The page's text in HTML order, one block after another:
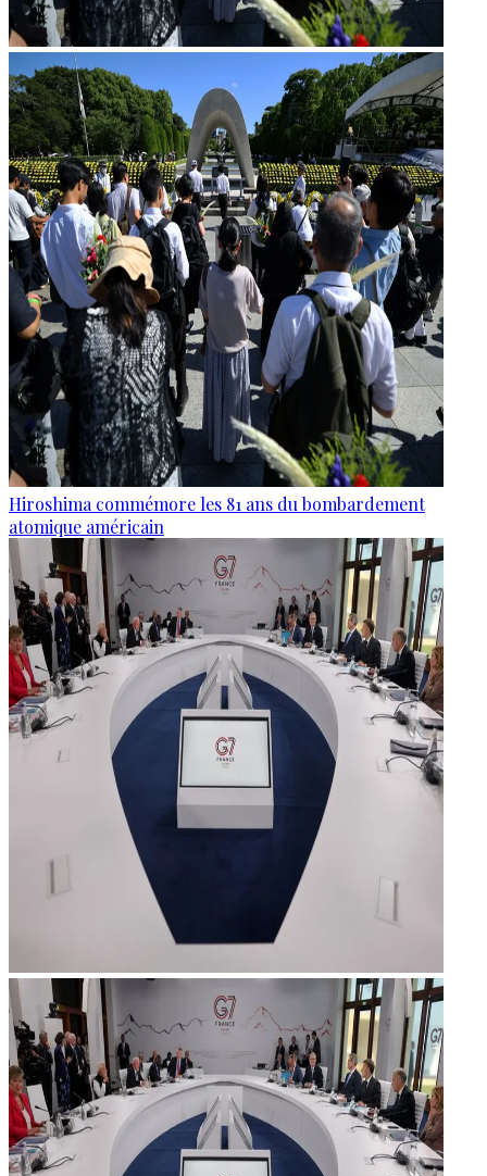
Hiroshima commémore les 81 ans du bombardement
atomique américain